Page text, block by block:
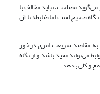
مصلحت، نباید مخالف با
صحیح است اما ضابطه تا آن
به مقاصد شریعت امری درخور
می‌تواند مفید باشد و از نگاه
و کلی بدهد.